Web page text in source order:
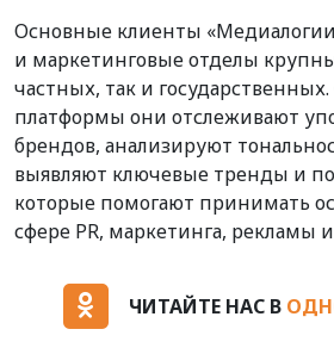
Основные клиенты
и маркетинговые отделы
частных, так и
платформы они отслеживают
брендов, анализируют
выявляют ключевые тренды и
которые помогают принимать
сфере PR, маркетинга, рекламы
ЧИТАЙТЕ НАС В